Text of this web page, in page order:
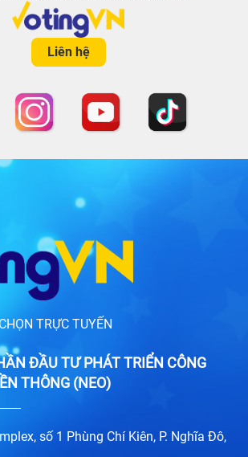
Liên hệ
TRỰC TUYẾN
ĐẦU TƯ PHÁT TRIỂN CÔNG
THÔNG (NEO)
số 1 Phùng Chí Kiên, P. Nghĩa Đô,